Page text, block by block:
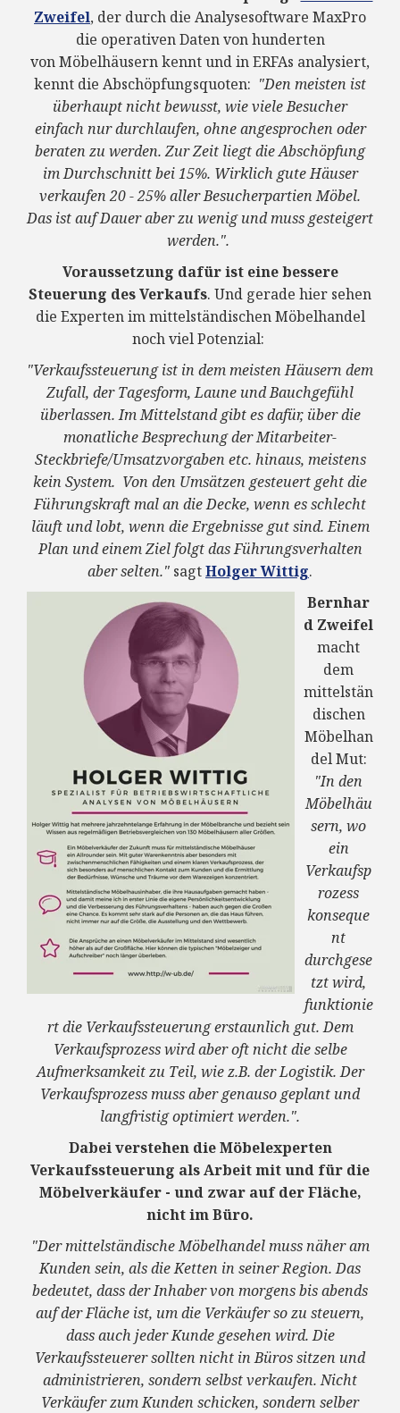
Zweifel, der durch die Analysesoftware MaxPro
die operativen Daten von hunderten
von Möbelhäusern kennt und in ERFAs analysiert,
kennt die Abschöpfungsquoten: "Den meisten ist
überhaupt nicht bewusst, wie viele Besucher
einfach nur durchlaufen, ohne angesprochen oder
beraten zu werden. Zur Zeit liegt die Abschöpfung
im Durchschnitt bei 15%. Wirklich gute Häuser
verkaufen 20 - 25% aller Besucherpartien Möbel.
Das ist auf Dauer aber zu wenig und muss gesteigert
werden.".
Voraussetzung dafür ist eine bessere
Steuerung des Verkaufs. Und gerade hier sehen
die Experten im mittelständischen Möbelhandel
noch viel Potenzial:
"Verkaufssteuerung ist in dem meisten Häusern dem
Zufall, der Tagesform, Laune und Bauchgefühl
überlassen. Im Mittelstand gibt es dafür, über die
monatliche Besprechung der Mitarbeiter-
Steckbriefe/Umsatzvorgaben etc. hinaus, meistens
kein System. Von den Umsätzen gesteuert geht die
Führungskraft mal an die Decke, wenn es schlecht
läuft und lobt, wenn die Ergebnisse gut sind. Einem
Plan und einem Ziel folgt das Führungsverhalten
aber selten." sagtHolger Wittig.
Bernhar
d Zweifel
macht
dem
mittelstän
dischen
Möbelhan
del Mut:
"In den
Möbelhäu
sern, wo
ein
Verkaufsp
rozess
konseque
nt
durchgese
tzt wird,
funktionie
rt die Verkaufssteuerung erstaunlich gut. Dem
Verkaufsprozess wird aber oft nicht die selbe
Aufmerksamkeit zu Teil, wie z.B. der Logistik. Der
Verkaufsprozess muss aber genauso geplant und
langfristig optimiert werden.".
Dabei verstehen die Möbelexperten
Verkaufssteuerung als Arbeit mit und für die
Möbelverkäufer - und zwar auf der Fläche,
nicht im Büro.
"Der mittelständische Möbelhandel muss näher am
Kunden sein, als die Ketten in seiner Region. Das
bedeutet, dass der Inhaber von morgens bis abends
auf der Fläche ist, um die Verkäufer so zu steuern,
dass auch jeder Kunde gesehen wird. Die
Verkaufssteuerer sollten nicht in Büros sitzen und
administrieren, sondern selbst verkaufen. Nicht
Verkäufer zum Kunden schicken, sondern selber